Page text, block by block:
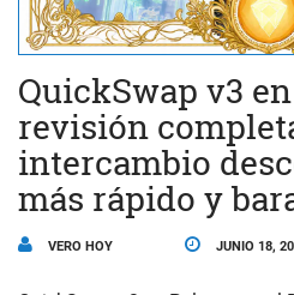
QuickSwap v3
revisión
intercambio
más rápido y
VERO HOY JUNIO 18,